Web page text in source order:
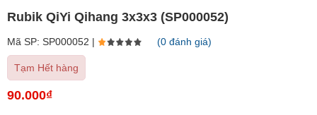
Rubik QiYi Qihang 3x3x3 (SP000052)
Mã SP: SP000052 | (0 đánh giá)
Tạm Hết hàng
90.000₫